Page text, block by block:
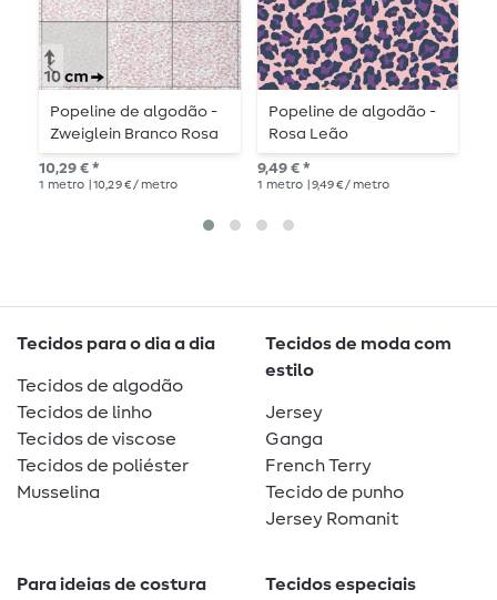
Popeline de algodão -
Zweiglein Branco Rosa
Antigo
10,29 € *
1 metro | 10,29 € / metro
Popeline de algodão -
Rosa Leão
9,49 € *
1 metro | 9,49 € / metro
Tecidos para o dia a dia
Tecidos de algodão
Tecidos de linho
Tecidos de viscose
Tecidos de poliéster
Musselina
Tecidos de moda com
estilo
Jersey
Ganga
French Terry
Tecido de punho
Jersey Romanit
Para ideias de costura
Tecidos especiais